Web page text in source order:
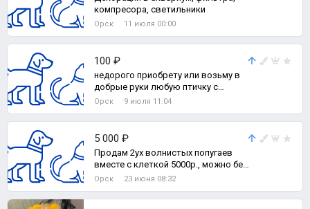
компресора, светильники
Орск 11 июля 00:00
100 ₽
недорого приобрету или возьму в
добрые руки любую птичку с
клеткой !
Орск 9 июля 11:04
5 000 ₽
Продам 2ух волнистых попугаев
вместе с клеткой 5000р., можно без
клетки за 2200р.(за двоих) в подаро
Орск 23 июня 08:32